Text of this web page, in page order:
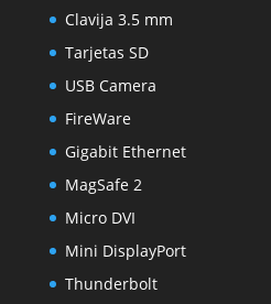
Clavija 3.5 mm
Tarjetas SD
USB Camera
FireWare
Gigabit Ethernet
MagSafe 2
Micro DVI
Mini DisplayPort
Thunderbolt